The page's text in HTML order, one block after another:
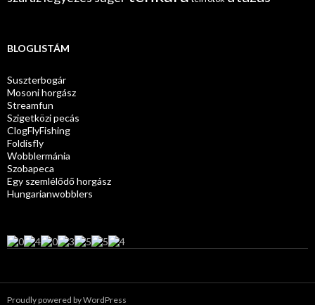
BLOGLISTÁM
Suszterbogár
Mosoni horgász
Streamfun
Szigetközi pecás
ClogFlyFishing
Foldisfly
Wobblermánia
Szobapeca
Egy szemlélődő horgász
Hungarianwobblers
Proudly powered by WordPress